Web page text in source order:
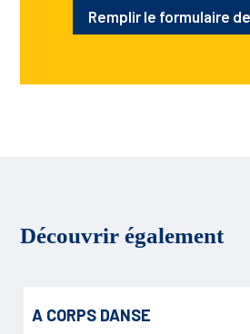
Remplir le formulaire
Découvrir également
A CORPS DANSE